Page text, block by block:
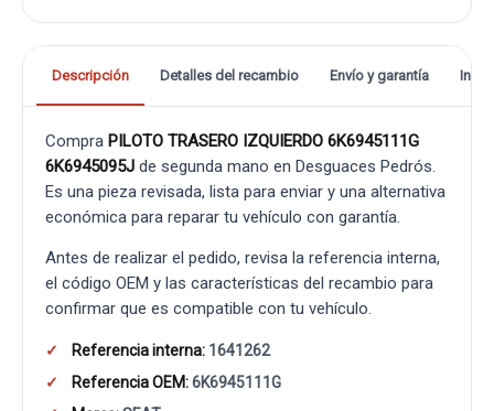
Descripción Detalles del recambio Envío y garantía
Compra PILOTO TRASERO IZQUIERDO 6K6945111G
6K6945095J de segunda mano en Desguaces Pedrós.
Es una pieza revisada, lista para enviar y una alternativa
económica para reparar tu vehículo con garantía.
Antes de realizar el pedido, revisa la referencia interna,
el código OEM y las características del recambio para
confirmar que es compatible con tu vehículo.
Referencia interna: 1641262
Referencia OEM:6K6945111G